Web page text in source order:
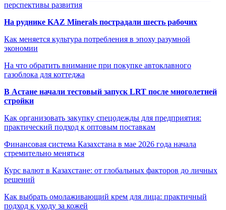
перспективы развития
На руднике KAZ Minerals пострадали шесть рабочих
Как меняется культура потребления в эпоху разумной
экономии
На что обратить внимание при покупке автоклавного
газоблока для коттеджа
В Астане начали тестовый запуск LRT после многолетней
стройки
Как организовать закупку спецодежды для предприятия:
практический подход к оптовым поставкам
Финансовая система Казахстана в мае 2026 года начала
стремительно меняться
Курс валют в Казахстане: от глобальных факторов до личных
решений
Как выбрать омолаживающий крем для лица: практичный
подход к уходу за кожей